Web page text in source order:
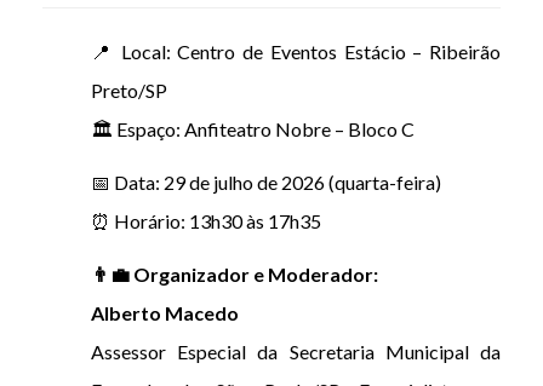
📍 Local: Centro de Eventos Estácio – Ribeirão
Preto/SP
🏛 Espaço: Anfiteatro Nobre – Bloco C
📅 Data: 29 de julho de 2026 (quarta-feira)
⏰ Horário: 13h30 às 17h35
👨‍💼 Organizador e Moderador:
Alberto Macedo
Assessor Especial da Secretaria Municipal da